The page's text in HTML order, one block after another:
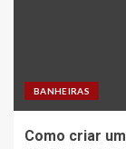
BANHEIRAS
Como criar